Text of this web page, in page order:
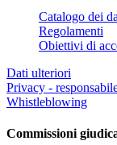
Catalogo dei
Regolamenti
Obiettivi di
Dati ulteriori
Privacy -
Whistleblowing
Commissioni